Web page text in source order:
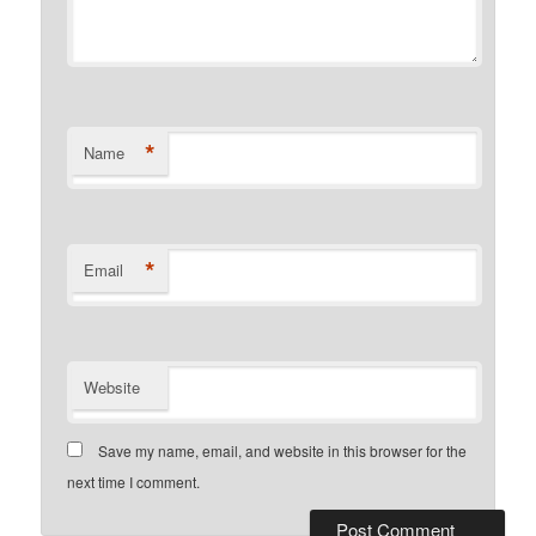
Name *
Email *
Website
Save my name, email, and website in this browser for the
next time I comment.